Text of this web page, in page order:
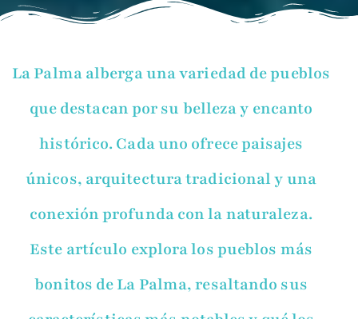
La Palma alberga una variedad de pueblos
que destacan por su belleza y encanto
histórico. Cada uno ofrece paisajes
únicos, arquitectura tradicional y una
conexión profunda con la naturaleza.
Este artículo explora los pueblos más
bonitos de La Palma, resaltando sus